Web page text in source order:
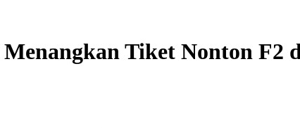
Tiket Nonton F2